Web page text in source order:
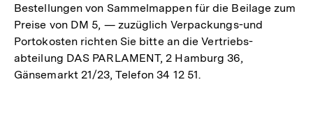
Bestellungen von Sammelmappen für die Beilage zum
Preise von DM 5, — zuzüglich Verpackungs-und
Portokosten richten Sie bitte an die Vertriebs-
abteilung DAS PARLAMENT, 2 Hamburg 36,
Gänsemarkt 21/23, Telefon 34 12 51.